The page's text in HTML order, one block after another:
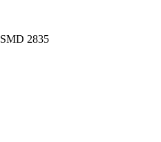
SMD 2835